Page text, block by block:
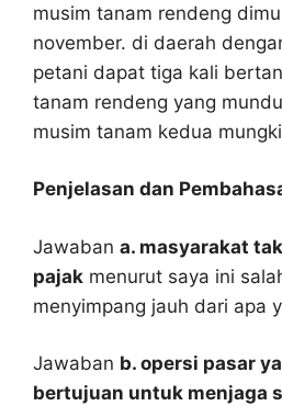
musim tanam rendeng
november. di daerah
petani dapat tiga kali
tanam rendeng yang
musim tanam kedua
Penjelasan dan
Jawaban a. masyarakat
pajak menurut saya ini
menyimpang jauh dari apa
Jawaban b. opersi pasar
bertujuan untuk menjaga